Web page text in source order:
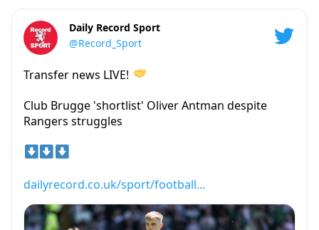
Daily Record Sport
@Record_Sport
Transfer news LIVE!
Club Brugge 'shortlist' Oliver Antman despite
Rangers struggles
dailyrecord.co.uk/sport/football…